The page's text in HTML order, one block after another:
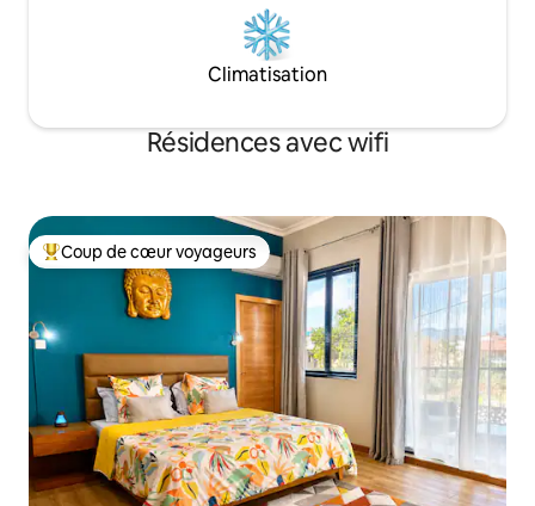
Climatisation
Résidences avec wifi
Coups de cœur voyageurs les plus appréciés
Coup de cœur voyageurs